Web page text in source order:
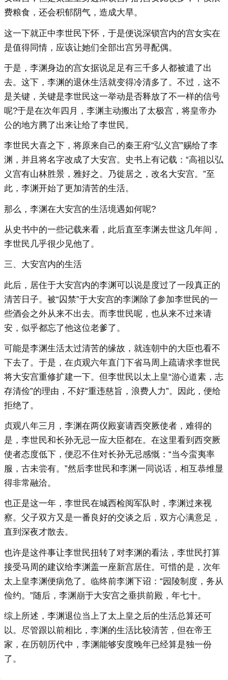
费粮食，还会积郁阴气，造成大旱。
这一下就正中李世民下怀，于是便说深锁宫内的宫女实在
是值得同情，应该让她们全部出宫另寻配偶。
于是，李渊身边的宫女据说足足有三千多人都被遣了出
去。这下，李渊的退休生活就变得冷清多了。不过，这不
是关键，关键是李世民这一举动是否释放了不一样的信号
呢?于是在次年四月，李渊主动搬出了太极宫，将皇帝办
公的地方腾了出来让给了李世民。
李世民大喜之下，将原来自己的秦王府“弘义宫”赐给了李
渊，并且将名字改成了大安宫。史书上有记载：“高祖以弘
义宫有山林胜景，雅好之。乃徙居之，改名大安宫。”至
此，李渊开始了更加清苦的生活。
那么，李渊在大安宫的生活境遇如何呢?
从史书中的一些记载来看，此后直至李渊去世这几年间，
李世民几乎很少见他了。
三、大安宫内的生活
此后，居住于大安宫内的李渊可以说是度过了一段真正的
清苦日子。被“囚禁”于大安宫的李渊除了参加李世民的一
些酒会之外从来不出去。而李世民呢，也从来不过来请
安，似乎都忘了他这位老爹了。
可能是李渊生活太过清苦的缘故，就连朝中的大臣也看不
下去了。于是，在贞观六年直门下省马周上疏请求李世民
将大安宫重修扩建一下。但李世民以太上皇“游心道素，志
存清俭”的理由，不好“重违慈旨，浪费人力”。因此，便给
拒绝了。
贞观八年三月，李渊在两仪殿宴请西突厥使者，难得的
是，李世民和长孙无忌一应大臣都在。在这里看到西突厥
使者态度低下，便忍不住对长孙无忌感慨：“当今蛮夷率
服，古未尝有。”然后李世民和李渊一同说话，相互恭维显
得非常融洽。
也正是这一年，李世民在城西检阅军队时，李渊过来视
察。父子双方又是一番良好的交谈之后，双方心满意足，
直到深夜才散去。
也许是这件事让李世民扭转了对李渊的看法，李世民打算
接受马周的建议给李渊盖一座新宫居住。可惜的是，次年
太上皇李渊便病危了。临终前李渊下诏：“园陵制度，务从
俭约。”随后，李渊崩于大安宫之垂拱前殿，年七十。
综上所述，李渊退位当上了太上皇之后的生活总算还可
以。尽管跟以前相比，李渊的生活比较清苦，但在帝王
家，在历朝历代中，李渊能够安度晚年已经算是独一份
了。